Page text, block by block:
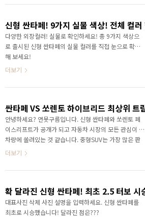
다양한 외장컬러! 실물로 확인하세요! 총 9가지 색상으
로 출시된 신형 싼타페의 실물 컬러를 직접 눈으로 확인
해 보세요!
더보기
안녕하세요? 연못구름입니다. 신형 싼타페와 쏘렌토 페
이스리프트가 공개가 되고 자동차 시장의 모든 관심이 두
차량에 쏠려있는 것 같습니다. 중형SUV는 가장 많은 판
매량을 자랑하는 세그먼트이면서 제조사의 자존심이 걸
나온 것 같아요. 지난 영상에서는 구독자분들의 요청에
을 비교 분석했습니다. 꼼꼼하게 비교해 보니 기본트림만
해도 부족함이 없는 빵빵한 편의 사양을 제공하는 것을
알 수 있었고, 기본트림 기준이라면 신형 싼타페쪽이 좀
더보기
대표사진 삭제 사진 설명을 입력하세요. 신형 싼타페를
최초로 시승했습니다! 달라진 점은???